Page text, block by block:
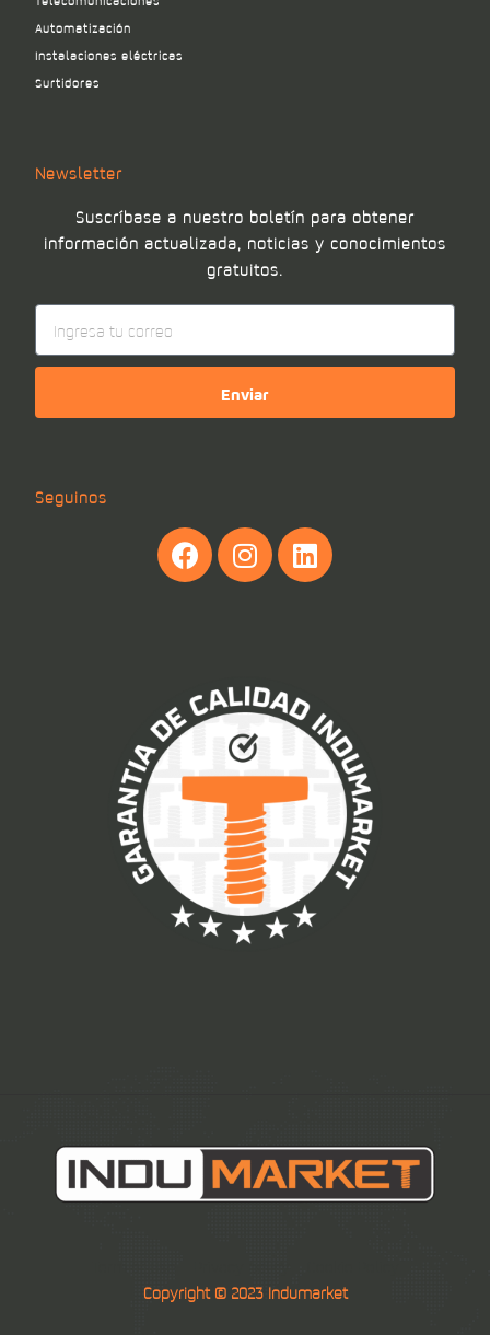
Automatización
Instalaciones eléctricas
Surtidores
Newsletter
Suscríbase a nuestro boletín para obtener
información actualizada, noticias y conocimientos
gratuitos.
Enviar
Seguinos
Copyright © 2023 Indumarket